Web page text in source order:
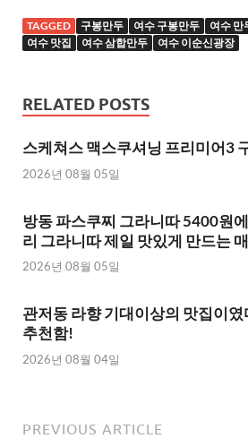
TAGGED 구봉만두 여수 구봉만두 여수 만
여수 맛집
여수 삼합만두 여수 이순신광장
RELATED POSTS
스케쳐스 맥스쿠셔닝 프리미어3
2026년 08월 05일
방동 파스쿠찌 그라니따 5400원
리 그라니따 제일 맛있게 만드는
2026년 08월 05일
관저동 라향 기대이상의 맛집이
추천함!
2026년 08월 04일
PREVIOUS ARTICLE